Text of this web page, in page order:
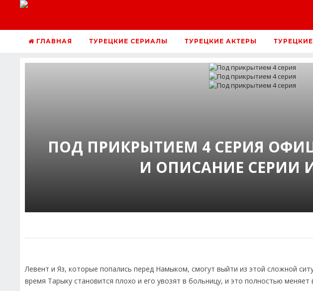
ГЛАВНАЯ ТУРЕЦКИЕ СЕРИАЛЫ ТУРЕЦКИЕ АКТЕРЫ
ПОД ПРИКРЫТИЕМ 4 СЕРИЯ
И ОПИСАНИЕ СЕРИИ
Левент и Яз, которые попались перед Намыком, смогут выйти из этой сложной
время Тарыку становится плохо и его увозят в больницу, и это полностью меняет